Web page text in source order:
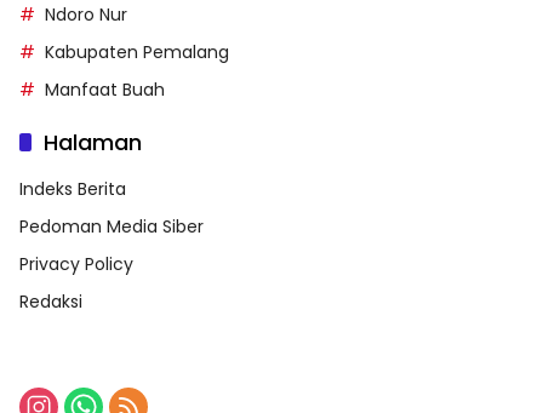
Ndoro Nur
Kabupaten Pemalang
Manfaat Buah
Halaman
Indeks Berita
Pedoman Media Siber
Privacy Policy
Redaksi